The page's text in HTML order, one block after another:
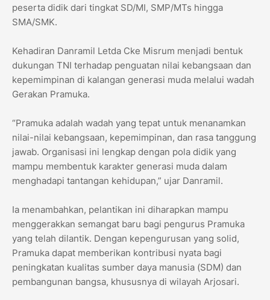
peserta didik dari tingkat SD/MI, SMP/MTs hingga
SMA/SMK.
Kehadiran Danramil Letda Cke Misrum menjadi bentuk
dukungan TNI terhadap penguatan nilai kebangsaan dan
kepemimpinan di kalangan generasi muda melalui wadah
Gerakan Pramuka.
“Pramuka adalah wadah yang tepat untuk menanamkan
nilai-nilai kebangsaan, kepemimpinan, dan rasa tanggung
jawab. Organisasi ini lengkap dengan pola didik yang
mampu membentuk karakter generasi muda dalam
menghadapi tantangan kehidupan,” ujar Danramil.
Ia menambahkan, pelantikan ini diharapkan mampu
menggerakkan semangat baru bagi pengurus Pramuka
yang telah dilantik. Dengan kepengurusan yang solid,
Pramuka dapat memberikan kontribusi nyata bagi
peningkatan kualitas sumber daya manusia (SDM) dan
pembangunan bangsa, khususnya di wilayah Arjosari.